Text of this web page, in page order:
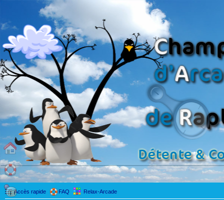
Accès rapide FAQ Relax-Arcade